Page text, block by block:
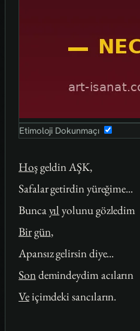
Etimoloji Dokunmaçı
Hoşgeldin AŞK,
Safalar getirdin yüreğime...
Buncayıl yolunu gözledim
Birgün,
Apansız gelirsin diye...
Sondemindeydim acıların
Veiçimdeki sancıların.